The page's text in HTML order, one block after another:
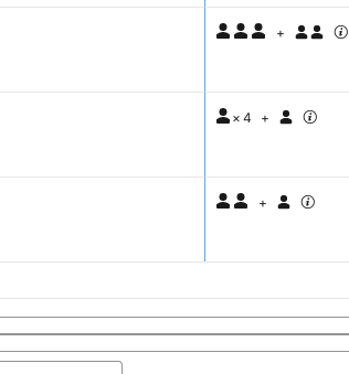
+
× 4 +
+